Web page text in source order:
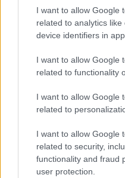
I want to allow Google
related to analytics
device identifiers in
I want to allow Google
related to functionality
I want to allow Google
related to
I want to allow Google
related to security,
functionality and fraud
user protection.
Guida sensoriale: note